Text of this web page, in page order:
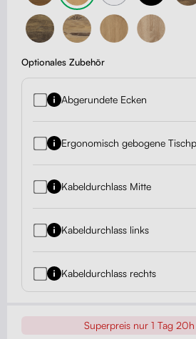
Optionales Zubehör
Abgerundete Ecken
Ergonomisch gebogene
Kabeldurchlass Mitte
Kabeldurchlass links
Kabeldurchlass rechts
Superpreis nur 1 Tag